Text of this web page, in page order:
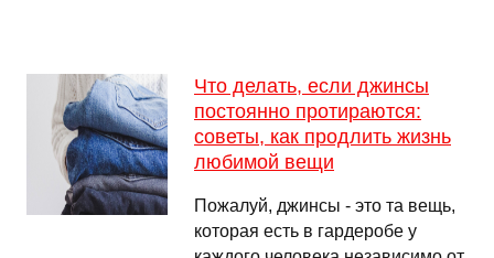
Что делать, если джинсы
постоянно протираются:
советы, как продлить жизнь
любимой вещи
Пожалуй, джинсы - это та вещь,
которая есть в гардеробе у